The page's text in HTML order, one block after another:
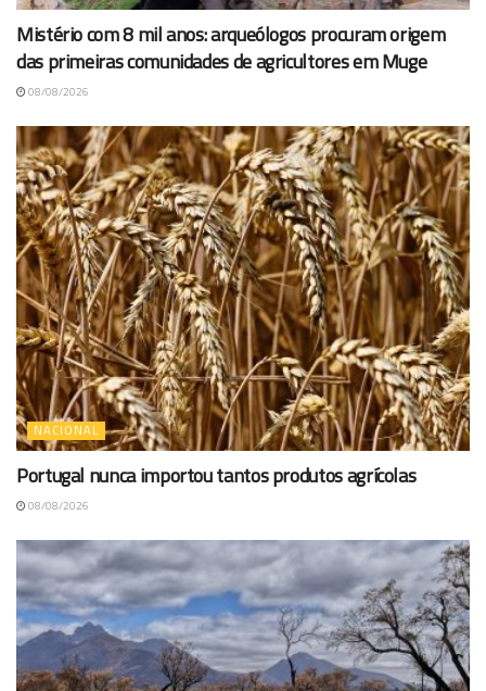
Mistério com 8 mil anos: arqueólogos procuram origem
das primeiras comunidades de agricultores em Muge
08/08/2026
NACIONAL
Portugal nunca importou tantos produtos agrícolas
08/08/2026